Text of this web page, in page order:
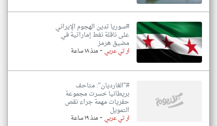
#سوريا تدين الهجوم الإيراني
على ناقلة نفط إماراتية في
مضيق هرمز
ار تي عربي -منذ ١٨ ساعة
#"الغارديان": متاحف
بريطانيا خسرت مجموعة
حفريات مهمة جراء نقص
التمويل
ار تي عربي -منذ ١٩ ساعة